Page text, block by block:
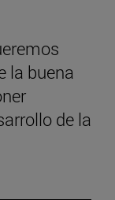
la buena
de la